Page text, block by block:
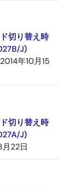
切り替え時
J)
2014年10月15
切り替え時
J)
22日